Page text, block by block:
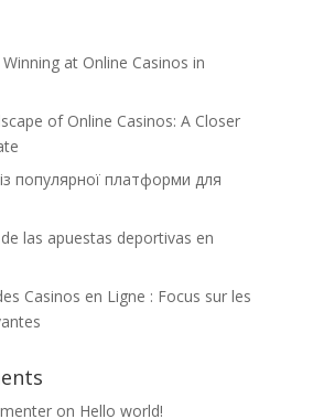
at Online Casinos in
of Online Casinos: A Closer
популярної платформи для
las apuestas deportivas en
Casinos en Ligne : Focus sur les
on Hello world!